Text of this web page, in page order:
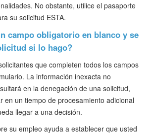
No obstante, utilice el pasaporte
su solicitud ESTA.
campo obligatorio en blanco y se
si lo hago?
que completen todos los campos
La información inexacta no
en la denegación de una solicitud,
en un tiempo de procesamiento adicional
llegar a una decisión.
su empleo ayuda a establecer que usted